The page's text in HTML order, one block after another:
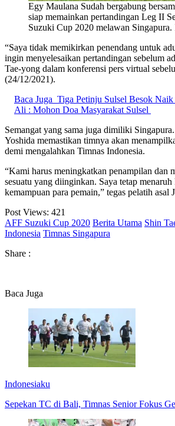
Egy Maulana Sudah bergabung
siap memainkan pertandingan Leg II
Suzuki Cup 2020 melawan
“Saya tidak memikirkan penendang untuk
ingin menyelesaikan pertandingan sebelum
Tae-yong dalam konferensi pers virtual
(24/12/2021).
Baca Juga Tiga Petinju Sulsel Besok
Ali : Mohon Doa Masyarakat Sulsel
Semangat yang sama juga dimiliki
Yoshida memastikan timnya akan
demi mengalahkan Timnas Indonesia.
“Kami harus meningkatkan penampilan dan
sesuatu yang diinginkan. Saya tetap menaruh
kemampuan para pemain,” tegas pelatih asal
Post Views: 421
AFF Suzuki Cup 2020 Berita Utama Shin
Indonesia Timnas Singapura
Share :
Baca Juga
Indonesiaku
Sepekan TC di Bali, Timnas Senior Fokus